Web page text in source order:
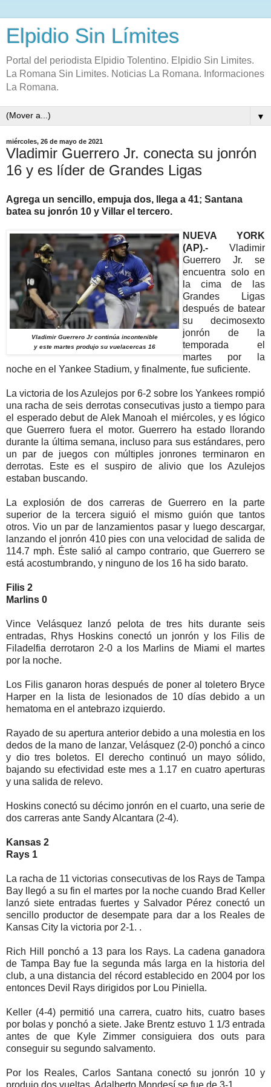
Elpidio Sin Límites
Portal del periodista Elpidio Tolentino. Elpidio Sin Limites.
La Romana Sin Limites. Noticias La Romana. Informaciones
La Romana.
▼
miércoles, 26 de mayo de 2021
Vladimir Guerrero Jr. conecta su jonrón
16 y es líder de Grandes Ligas
Agrega un sencillo, empuja dos, llega a 41; Santana
batea su jonrón 10 y Villar el tercero.
Vladimir Guerrero Jr continúa incontenible
y este martes produjo su vuelacercas 16
NUEVA YORK
(AP).- Vladimir
Guerrero Jr. se
encuentra solo en
la cima de las
Grandes Ligas
después de batear
su decimosexto
jonrón de la
temporada el
martes por la
noche en el Yankee Stadium, y finalmente, fue suficiente.
La victoria de los Azulejos por 6-2 sobre los Yankees rompió
una racha de seis derrotas consecutivas justo a tiempo para
el esperado debut de Alek Manoah el miércoles, y es lógico
que Guerrero fuera el motor. Guerrero ha estado llorando
durante la última semana, incluso para sus estándares, pero
un par de juegos con múltiples jonrones terminaron en
derrotas. Este es el suspiro de alivio que los Azulejos
estaban buscando.
La explosión de dos carreras de Guerrero en la parte
superior de la tercera siguió el mismo guión que tantos
otros. Vio un par de lanzamientos pasar y luego descargar,
lanzando el jonrón 410 pies con una velocidad de salida de
114.7 mph. Éste salió al campo contrario, que Guerrero se
está acostumbrando, y ninguno de los 16 ha sido barato.
Filis 2
Marlins 0
Vince Velásquez lanzó pelota de tres hits durante seis
entradas, Rhys Hoskins conectó un jonrón y los Filis de
Filadelfia derrotaron 2-0 a los Marlins de Miami el martes
por la noche.
Los Filis ganaron horas después de poner al toletero Bryce
Harper en la lista de lesionados de 10 días debido a un
hematoma en el antebrazo izquierdo.
Rayado de su apertura anterior debido a una molestia en los
dedos de la mano de lanzar, Velásquez (2-0) ponchó a cinco
y dio tres boletos. El derecho continuó un mayo sólido,
bajando su efectividad este mes a 1.17 en cuatro aperturas
y una salida de relevo.
Hoskins conectó su décimo jonrón en el cuarto, una serie de
dos carreras ante Sandy Alcantara (2-4).
Kansas 2
Rays 1
La racha de 11 victorias consecutivas de los Rays de Tampa
Bay llegó a su fin el martes por la noche cuando Brad Keller
lanzó siete entradas fuertes y Salvador Pérez conectó un
sencillo productor de desempate para dar a los Reales de
Kansas City la victoria por 2-1. .
Rich Hill ponchó a 13 para los Rays. La cadena ganadora
de Tampa Bay fue la segunda más larga en la historia del
club, a una distancia del récord establecido en 2004 por los
entonces Devil Rays dirigidos por Lou Piniella.
Keller (4-4) permitió una carrera, cuatro hits, cuatro bases
por bolas y ponchó a siete. Jake Brentz estuvo 1 1/3 entrada
antes de que Kyle Zimmer consiguiera dos outs para
conseguir su segundo salvamento.
Por los Reales, Carlos Santana conectó su jonrón 10 y
produjo dos vueltas, Adalberto Mondesí se fue de 3-1.